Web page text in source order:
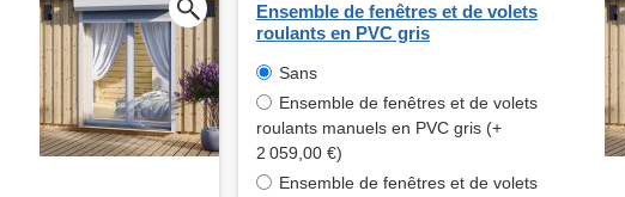
Ensemble de fenêtres et de volets
roulants en PVC gris
Sans
Ensemble de fenêtres et de volets
roulants manuels en PVC gris (+
2 059,00 €)
Ensemble de fenêtres et de volets